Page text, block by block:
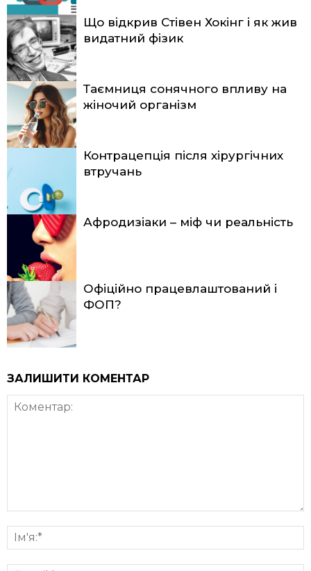
Що відкрив Стівен Хокінг і як жив
видатний фізик
Таємниця сонячного впливу на
жіночий організм
Контрацепція після хірургічних
втручань
Афродизіаки – міф чи реальність
Офіційно працевлаштований і
ФОП?
ЗАЛИШИТИ КОМЕНТАР